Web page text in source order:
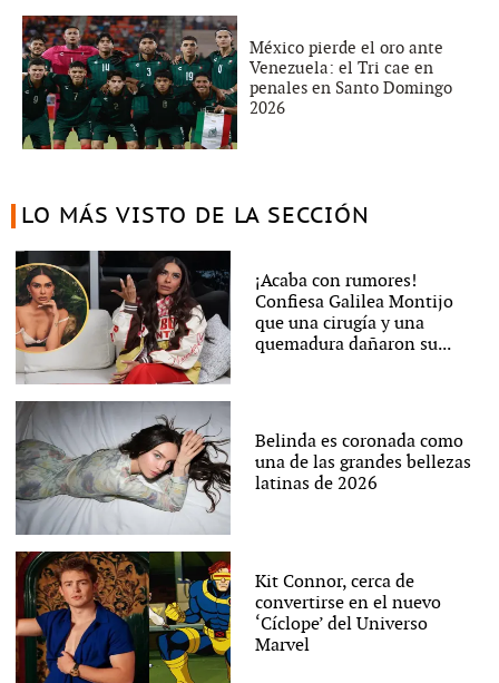
México pierde el oro ante
Venezuela: el Tri cae en
penales en Santo Domingo
2026
LO MÁS VISTO DE LA SECCIÓN
¡Acaba con rumores!
Confiesa Galilea Montijo
que una cirugía y una
quemadura dañaron su...
Belinda es coronada como
una de las grandes bellezas
latinas de 2026
Kit Connor, cerca de
convertirse en el nuevo
‘Cíclope’ del Universo
Marvel